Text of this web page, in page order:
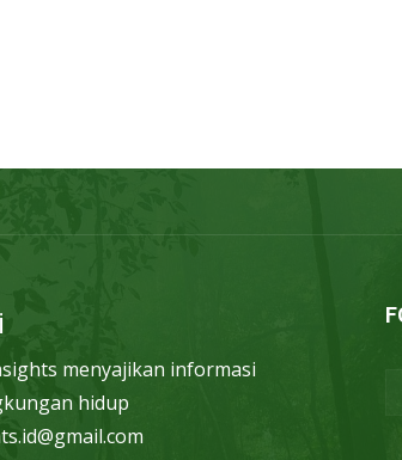
menyajikan informasi
hidup